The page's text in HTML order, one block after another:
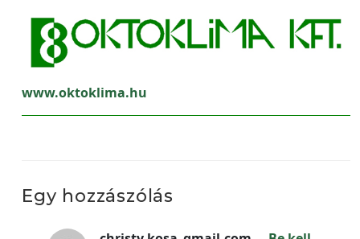
www.oktoklima.hu
Egy hozzászólás